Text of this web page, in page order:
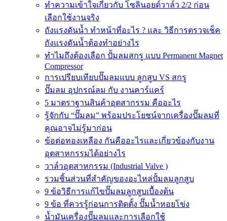
ทำความเข้าใจเกี่ยวกับ โซลินอยด์วาล์ว 2/2 ก่อน
เลือกใช้งานจริง
ถังแรงดันน้ำ ทำหน้าที่อะไร ? และ วิธีการตรวจเช็ค
ถังแรงดันน้ำต้องทำอย่างไร
ทำไมถึงต้องเลือก ปั้มลมสกรู แบบ Permanent Magnet
Compressor
การเปรียบเทียบปั๊มลมแบบ ลูกสูบ VS สกรู
ปั๊มลม อุปกรณ์ลม กับ งานคาร์แคร์
5 มาตราฐานสินค้าอุตสากรรม คืออะไร
รู้จักกับ “ปั๊มลม” พร้อมประโยชน์จากเครื่องปั๊มลมที่
คุณอาจไม่รู้มาก่อน
ข้อต่อทองเหลือง กันคืออะไรและเกี่ยวข้องกับงาน
อุตสาหกรรมได้อย่างไร
วาล์วอุตสาหกรรม (Industrial Valve )
รวมชิ้นส่วนที่สำคัญของอะไหล่ปั้มลมลูกสูบ
9 ข้อวิธีการแก้ไขปั๊มลมลูกสูบเบื้องต้น
9 ข้อ ที่ควรรู้ก่อนการติดตั้ง ปั๊มน้ำหอยโข่ง
น้ำมันเครื่องปั๊มลมและการเลือกใช้